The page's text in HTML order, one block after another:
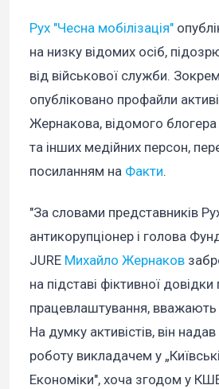
Рух "Чесна мобілізація"
на низку відомих осіб,
від військової служби.
опубліковано профайли
Жернакова, відомого
та інших медійних персон,
посиланням на Факти.
"За словами представників
антикорупціонер і голова
JURE Михайло Жернаков
на підставі фіктивної довідки
працевлаштування, вважають
На думку активістів, він
роботу викладачем у
Економіки", хоча згодом у